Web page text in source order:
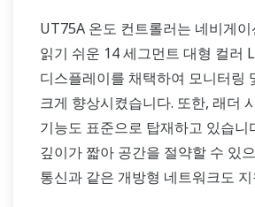
UT75A 온도 컨트롤러는 네비게이
읽기 쉬운 14 세그먼트 대형 컬러
디스플레이를 채택하여 모니터링
크게 향상시켰습니다. 또한, 래더
기능도 표준으로 탑재하고 있습니
깊이가 짧아 공간을 절약할 수 있
통신과 같은 개방형 네트워크도